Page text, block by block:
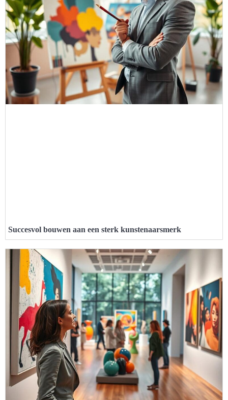
Succesvol bouwen aan een sterk kunstenaarsmerk